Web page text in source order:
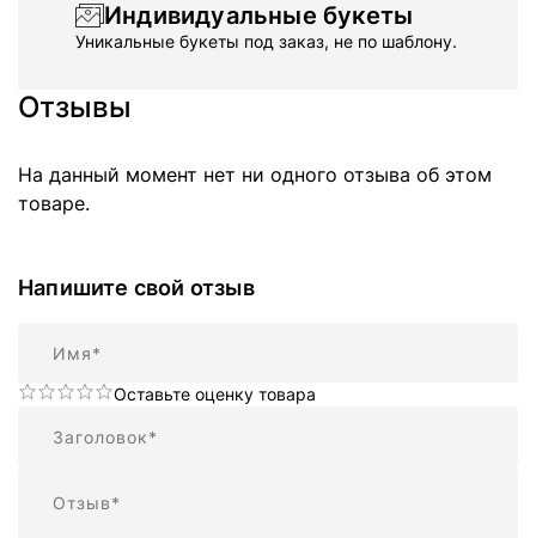
Индивидуальные букеты
Уникальные букеты под заказ, не по шаблону.
Отзывы
На данный момент нет ни одного отзыва об этом
товаре.
Напишите свой отзыв
Оставьте оценку товара